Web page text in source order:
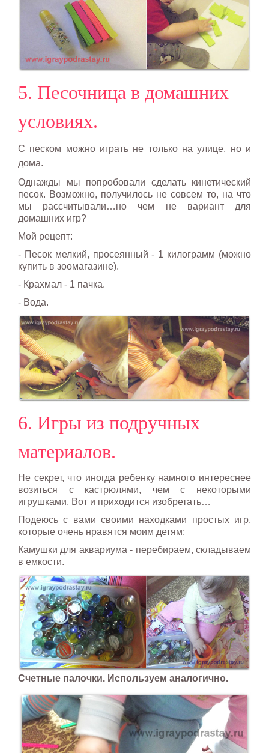
5. Песочница в домашних
условиях.
С песком можно играть не только на улице, но и
дома.
Однажды мы попробовали сделать кинетический
песок. Возможно, получилось не совсем то, на что
мы рассчитывали…но чем не вариант для
домашних игр?
Мой рецепт:
- Песок мелкий, просеянный - 1 килограмм (можно
купить в зоомагазине).
- Крахмал - 1 пачка.
- Вода.
6. Игры из подручных
материалов.
Не секрет, что иногда ребенку намного интереснее
возиться с кастрюлями, чем с некоторыми
игрушками. Вот и приходится изобретать…
Подеюсь с вами своими находками простых игр,
которые очень нравятся моим детям:
Камушки для аквариума - перебираем, складываем
в емкости.
Счетные палочки. Используем аналогично.